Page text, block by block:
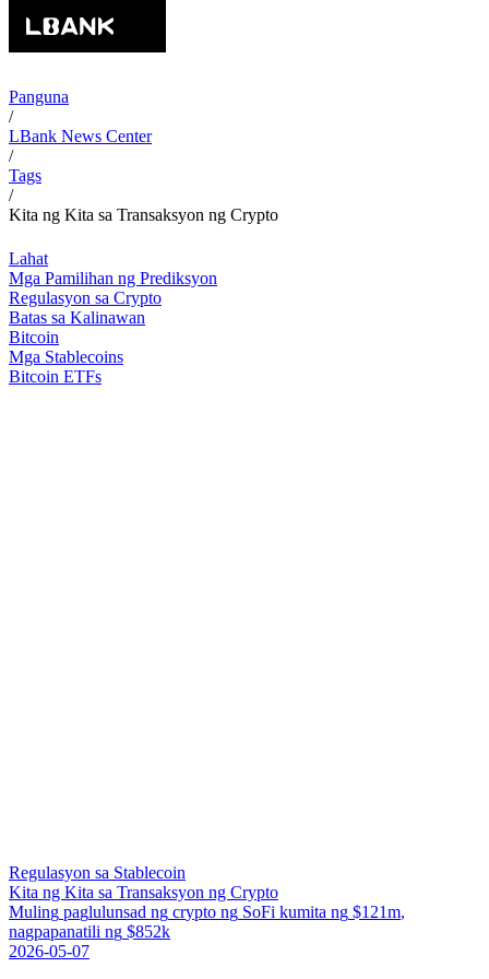
Panguna
/
LBank News Center
/
Tags
/
Kita ng Kita sa Transaksyon ng Crypto
Lahat
Mga Pamilihan ng Prediksyon
Regulasyon sa Crypto
Batas sa Kalinawan
Bitcoin
Mga Stablecoins
Bitcoin ETFs
Regulasyon sa Stablecoin
Kita ng Kita sa Transaksyon ng Crypto
Muling paglulunsad ng crypto ng SoFi kumita ng $1 21m,
nagpapanatili ng $852k
2026-05-07